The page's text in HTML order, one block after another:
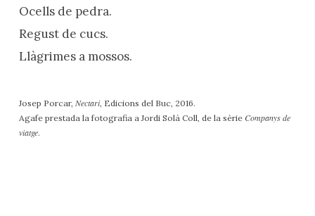
Ocells de pedra.
Regust de cucs.
Llàgrimes a mossos.
Josep Porcar,Nectari, Edicions del Buc, 2016.
Agafe prestada la fotografia a Jordi Solà Coll, de la sèrie Companys de
viatge.